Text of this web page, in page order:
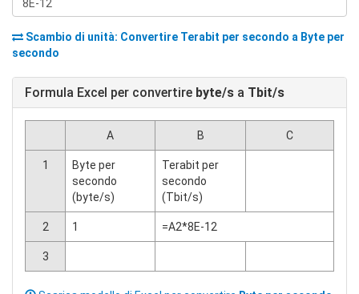
Scambio di unità: Convertire Terabit per secondo a Byte per
secondo
Formula Excel per convertire byte/s a Tbit/s
A B C
1
Byte per
secondo
(byte/s)
Terabit per
secondo
(Tbit/s)
2 1 =A2*8E-12
3